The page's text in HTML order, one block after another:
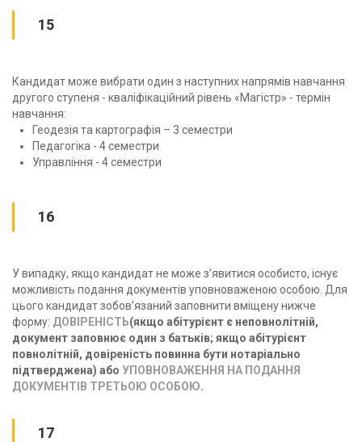
15
Кандидат може вибрати один з наступних напрямів навчання
другого ступеня - кваліфікаційний рівень «Магістр» - термін
навчання:
Геодезія та картографія – 3 семестри
Педагогіка - 4 семестри
Управління - 4 семестри
16
У випадку, якщо кандидат не може з’явитися особисто, існує
можливість подання документів уповноваженою особою. Для
цього кандидат зобов’язаний заповнити вміщену нижче
форму: ДОВІРЕНІСТЬ(якщо абітурієнт є неповнолітнiй,
документ заповнює один з батьків; якщо абітурієнт
повнолітній, довіреність повинна бути нотаріально
підтверджена) aбо УПОВНОВАЖЕННЯ НА ПОДАННЯ
ДОКУМЕНТІВ ТРЕТЬОЮ ОСОБОЮ.
17